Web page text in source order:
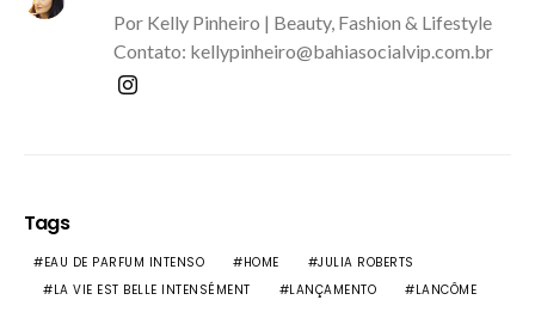
Por Kelly Pinheiro | Beauty, Fashion & Lifestyle
Contato: kellypinheiro@bahiasocialvip.com.br
Tags
EAU DE PARFUM INTENSO HOME
JULIA ROBERTS
LA VIE EST BELLE INTENSÉMENT
LANÇAMENTO LANCÔME